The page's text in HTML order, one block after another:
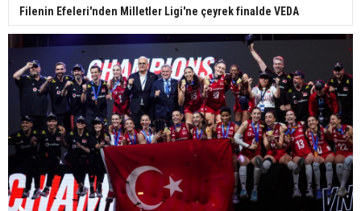
Filenin Efeleri'nden Milletler Ligi'ne çeyrek finalde VEDA